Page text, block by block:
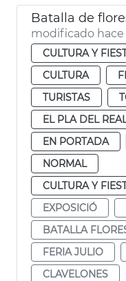
Batalla de
modificado hace
CULTURA Y
CULTURA
TURISTAS
EL PLA DEL
EN PORTADA
NORMAL
CULTURA Y
EXPOSICIÓ
BATALLA
FERIA JULIO
CLAVELONES